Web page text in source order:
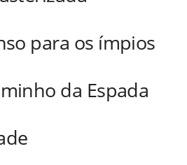
para os ímpios
da Espada